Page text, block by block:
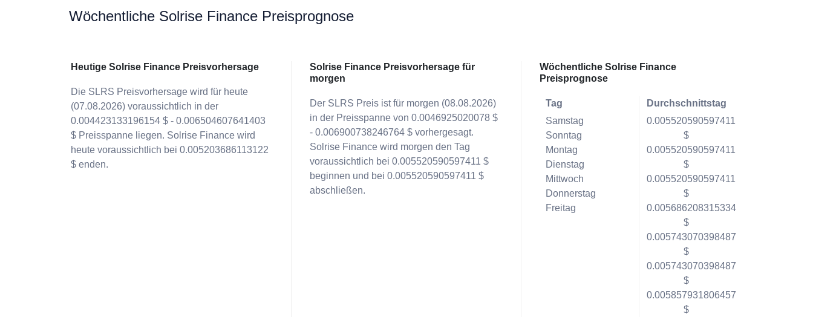
Wöchentliche Solrise Finance Preisprognose
Heutige Solrise Finance Preisvorhersage
Die SLRS Preisvorhersage wird für heute
(07.08.2026) voraussichtlich in der
0.004423133196154 $ - 0.006504607641403
$ Preisspanne liegen. Solrise Finance wird
heute voraussichtlich bei 0.005203686113122
$ enden.
Solrise Finance Preisvorhersage für
morgen
Der SLRS Preis ist für morgen (08.08.2026)
in der Preisspanne von 0.0046925020078 $
- 0.006900738246764 $ vorhergesagt.
Solrise Finance wird morgen den Tag
voraussichtlich bei 0.005520590597411 $
beginnen und bei 0.005520590597411 $
abschließen.
Wöchentliche Solrise Finance
Preisprognose
Tag
Samstag
Sonntag
Montag
Dienstag
Mittwoch
Donnerstag
Freitag
Durchschnittstag
0.005520590597411
$
0.005520590597411
$
0.005520590597411
$
0.005686208315334
$
0.005743070398487
$
0.005743070398487
$
0.005857931806457
$